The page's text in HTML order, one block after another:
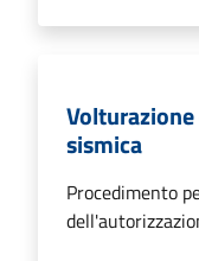
sismica
Procedimento